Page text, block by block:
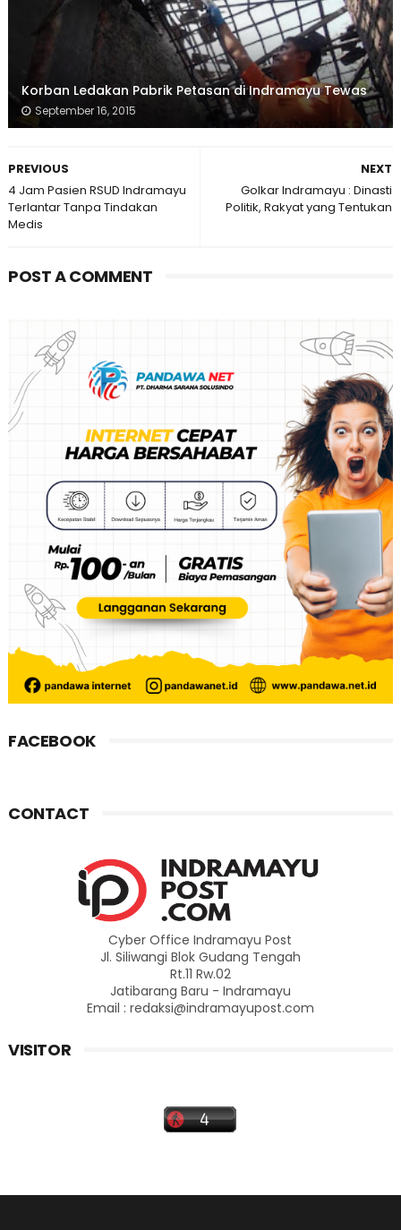
Korban Ledakan Pabrik Petasan di Indramayu Tewas
September 16, 2015
NEXT
Golkar Indramayu : Dinasti
Politik, Rakyat yang Tentukan
PREVIOUS
4 Jam Pasien RSUD Indramayu
Terlantar Tanpa Tindakan
Medis
POST A COMMENT
FACEBOOK
CONTACT
Cyber Office Indramayu Post
Jl. Siliwangi Blok Gudang Tengah
Rt.11 Rw.02
Jatibarang Baru - Indramayu
Email : redaksi@indramayupost.com
VISITOR